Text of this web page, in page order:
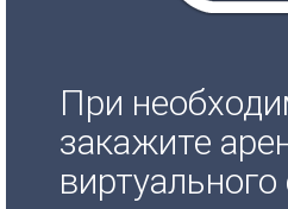
При
закажите